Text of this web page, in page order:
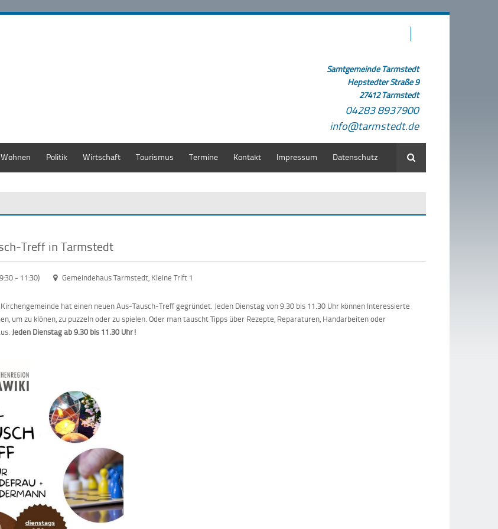
Samtgemeinde Tarmstedt
Hepstedter Straße 9
27412 Tarmstedt
04283 8937900
info@tarmstedt.de
Politik Wirtschaft Tourismus Termine Kontakt Impressum Datenschutz Suche
Treff in Tarmstedt
- 11:30) Gemeindehaus Tarmstedt, Kleine Trift 1
hat einen neuen Aus-Tausch-Treff gegründet. Jeden Dienstag von 9.30 bis 11.30 Uhr können Interessierte
um zu klönen, zu puzzeln oder zu spielen. Oder man tauscht Tipps über Rezepte, Reparaturen, Handarbeiten oder
Jeden Dienstag ab 9.30 bis 11.30 Uhr!